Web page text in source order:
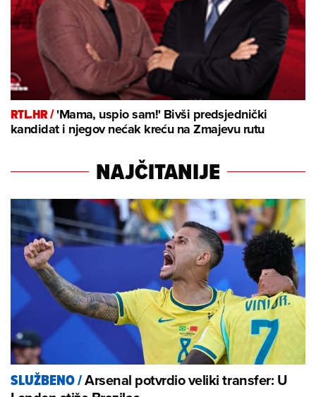
RTL.HR /'Mama, uspio sam!' Bivši predsjednički
kandidat i njegov nećak kreću na Zmajevu rutu
NAJČITANIJE
SLUŽBENO/Arsenal potvrdio veliki transfer: U